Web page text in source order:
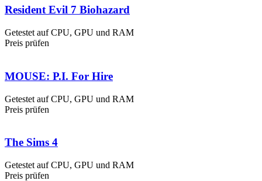
Resident Evil 7 Biohazard
Getestet auf CPU, GPU und RAM
Preis prüfen
MOUSE: P.I. For Hire
Getestet auf CPU, GPU und RAM
Preis prüfen
The Sims 4
Getestet auf CPU, GPU und RAM
Preis prüfen